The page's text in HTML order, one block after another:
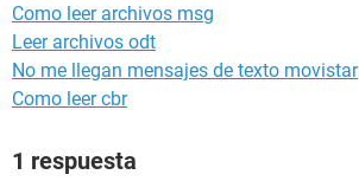
Como leer archivos msg
Leer archivos odt
No me llegan mensajes de texto movistar
Como leer cbr
1 respuesta